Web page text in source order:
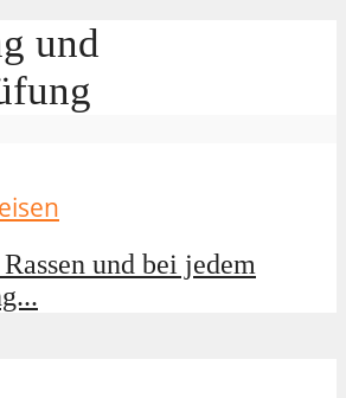
und
und bei jedem